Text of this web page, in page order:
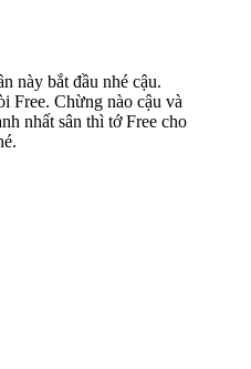
này bắt đầu nhé cậu.
Free. Chừng nào cậu và
nhất sân thì tớ Free cho